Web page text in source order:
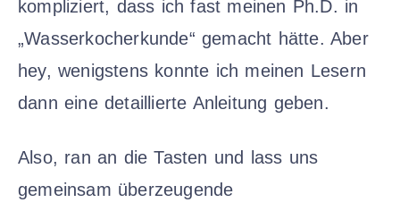
kompliziert, dass ich fast meinen Ph.D. in
„Wasserkocherkunde“ gemacht hätte. Aber
hey, wenigstens konnte ich meinen Lesern
dann eine detaillierte Anleitung geben.
Also, ran an die Tasten und lass uns
gemeinsam überzeugende